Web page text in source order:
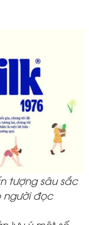
tượng sâu sắc
người đọc